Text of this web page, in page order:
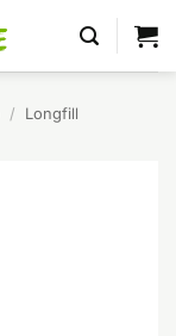
/ Longfill